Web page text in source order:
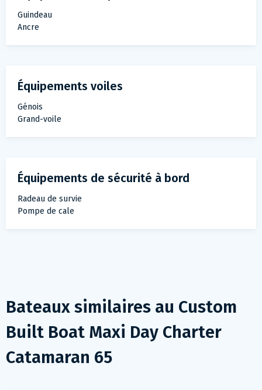
Guindeau
Ancre
Équipements voiles
Génois
Grand-voile
Équipements de sécurité à bord
Radeau de survie
Pompe de cale
Bateaux similaires au Custom
Built Boat Maxi Day Charter
Catamaran 65